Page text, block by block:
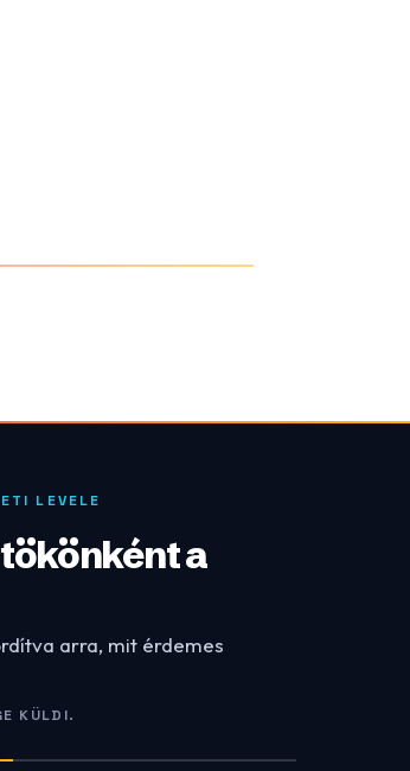
LEVELE
a
arra, mit érdemes
KÜLDI.